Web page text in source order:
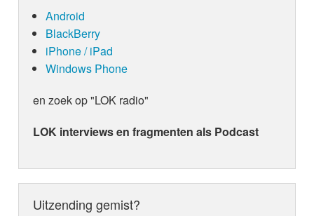
Android
BlackBerry
iPhone / iPad
Windows Phone
en zoek op "LOK radio"
LOK interviews en fragmenten als Podcast
Uitzending gemist?